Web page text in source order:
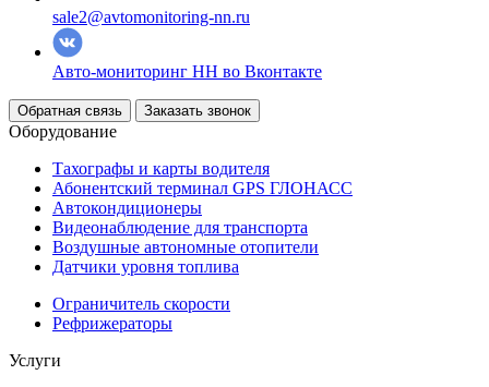
sale2@avtomonitoring-nn.ru
Авто-мониторинг НН во Вконтакте
Обратная связь Заказать звонок
Оборудование
Тахографы и карты водителя
Абонентский терминал GPS ГЛОНАСС
Автокондиционеры
Видеонаблюдение для транспорта
Воздушные автономные отопители
Датчики уровня топлива
Ограничитель скорости
Рефрижераторы
Услуги